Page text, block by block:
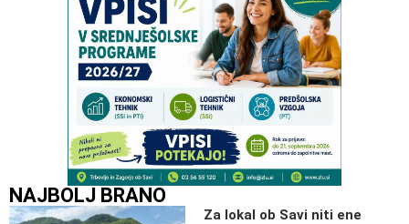
NAJBOLJ BRANO
Za lokal ob Savi niti ene